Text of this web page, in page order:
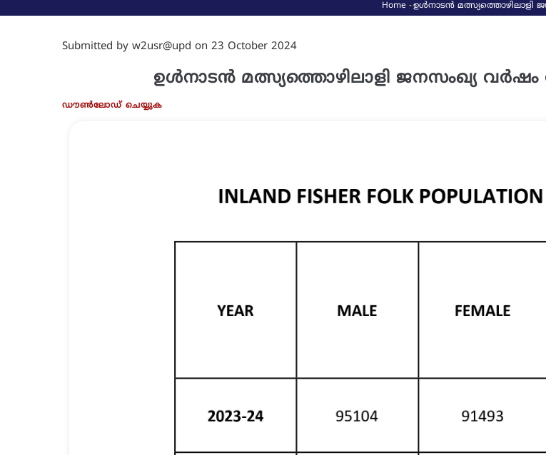
Breadcrumb
Home -ഉൾനാടൻ മത്സ്യത്തൊഴിലാളി
Submitted by w2usr@upd on 23 October 2024
ഉൾനാടൻ മത്സ്യത്തൊഴിലാളി ജനസംഖ്യ വർഷം
ഡൗൺലോഡ് ചെയ്യുക